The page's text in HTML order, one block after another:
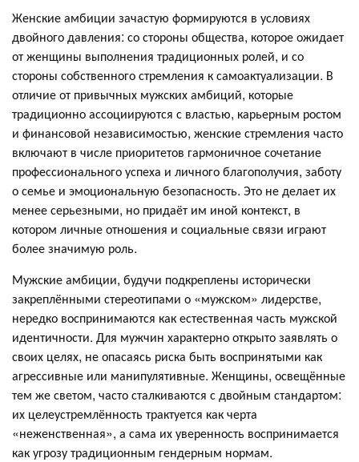
Женские амбиции зачастую формируются в условиях
двойного давления: со стороны общества, которое ожидает
от женщины выполнения традиционных ролей, и со
стороны собственного стремления к самоактуализации. В
отличие от привычных мужских амбиций, которые
традиционно ассоциируются с властью, карьерным ростом
и финансовой независимостью, женские стремления часто
включают в числе приоритетов гармоничное сочетание
профессионального успеха и личного благополучия, заботу
о семье и эмоциональную безопасность. Это не делает их
менее серьезными, но придаёт им иной контекст, в
котором личные отношения и социальные связи играют
более значимую роль.
Мужские амбиции, будучи подкреплены исторически
закреплёнными стереотипами о «мужском» лидерстве,
нередко воспринимаются как естественная часть мужской
идентичности. Для мужчин характерно открыто заявлять о
своих целях, не опасаясь риска быть воспринятыми как
агрессивные или манипулятивные. Женщины, освещённые
тем же светом, часто сталкиваются с двойным стандартом:
их целеустремлённость трактуется как черта
«неженственная», а сама их уверенность воспринимается
как угрозу традиционным гендерным нормам.